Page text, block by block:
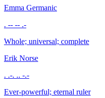
Emma Germanic
. -- -- .-
Whole; universal; complete
Erik Norse
. .-. .. -.-
Ever-powerful; eternal ruler